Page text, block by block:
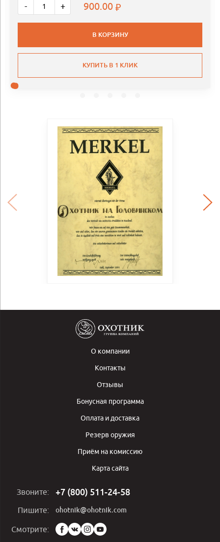
- + 900.00
В КОРЗИНУ
КУПИТЬ В 1 КЛИК
О компании
Контакты
Отзывы
Бонусная программа
Оплата и доставка
Резерв оружия
Приём на комиссию
Карта сайта
Звоните: +7 (800) 511-24-58
Пишите: ohotnik@ohotnik.com
Смотрите:
Мы
в